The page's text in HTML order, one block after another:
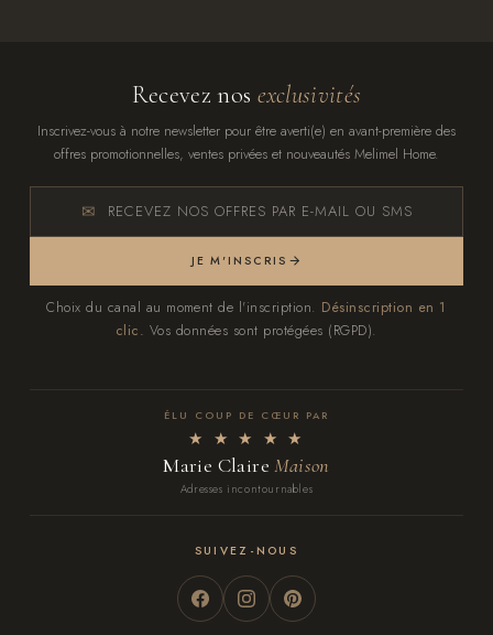
Recevez nos exclusivités
Inscrivez-vous à notre newsletter pour être averti(e) en avant-première des
offres promotionnelles, ventes privées et nouveautés Melimel Home.
RECEVEZ NOS OFFRES PAR E-MAIL OU SMS
JE M'INSCRIS
Choix du canal au moment de l'inscription. Désinscription en 1
clic. Vos données sont protégées (RGPD).
ÉLU COUP DE CŒUR PAR
★ ★ ★ ★ ★
Marie ClaireMaison
Adresses incontournables
SUIVEZ-NOUS